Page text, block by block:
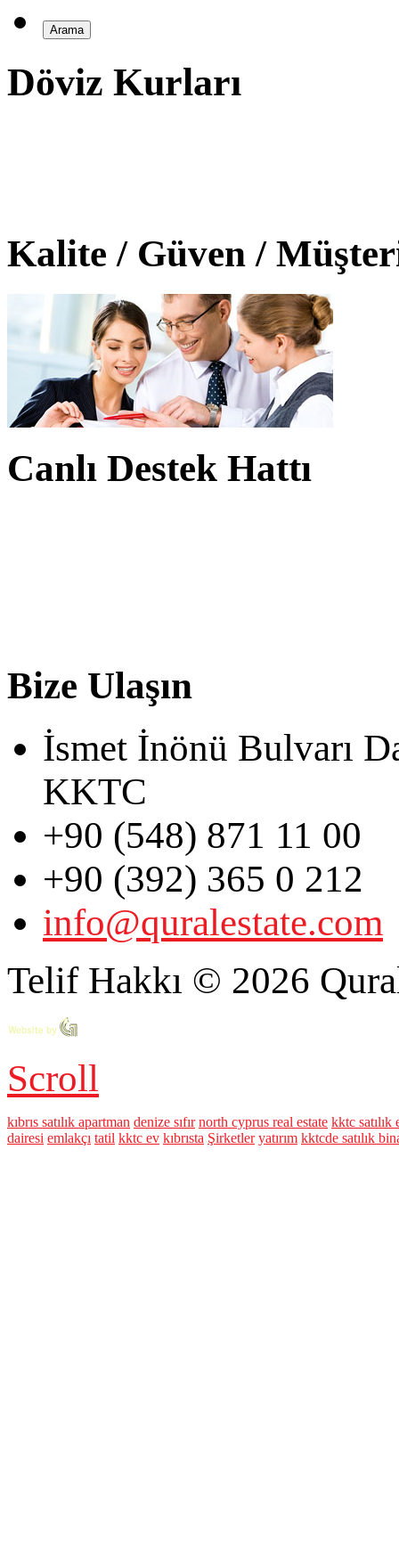
Döviz Kurları
Kalite / Güven /
Canlı Destek Hattı
Bize Ulaşın
İsmet İnönü Bulvarı
KKTC
+90 (548) 871 11 00
+90 (392) 365 0 212
info@quralestate.com
Telif Hakkı © 2026
Scroll
kıbrıs satılık apartman denize sıfır north cyprus real estate kktc satılık
dairesi emlakçı tatil kktc ev kıbrısta Şirketler yatırım kktcde satılık